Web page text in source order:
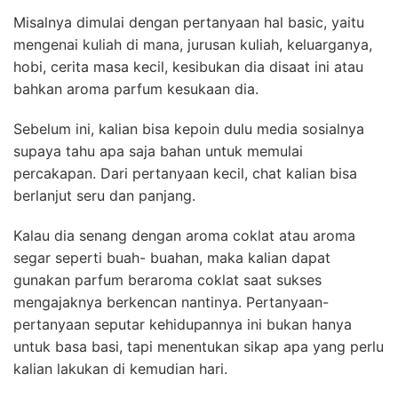
Misalnya dimulai dengan pertanyaan hal basic, yaitu
mengenai kuliah di mana, jurusan kuliah, keluarganya,
hobi, cerita masa kecil, kesibukan dia disaat ini atau
bahkan aroma parfum kesukaan dia.
Sebelum ini, kalian bisa kepoin dulu media sosialnya
supaya tahu apa saja bahan untuk memulai
percakapan. Dari pertanyaan kecil, chat kalian bisa
berlanjut seru dan panjang.
Kalau dia senang dengan aroma coklat atau aroma
segar seperti buah- buahan, maka kalian dapat
gunakan parfum beraroma coklat saat sukses
mengajaknya berkencan nantinya. Pertanyaan-
pertanyaan seputar kehidupannya ini bukan hanya
untuk basa basi, tapi menentukan sikap apa yang perlu
kalian lakukan di kemudian hari.